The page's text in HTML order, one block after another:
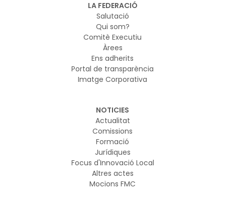
LA FEDERACIÓ
Salutació
Qui som?
Comitè Executiu
Àrees
Ens adherits
Portal de transparència
Imatge Corporativa
NOTICIES
Actualitat
Comissions
Formació
Jurídiques
Focus d'Innovació Local
Altres actes
Mocions FMC